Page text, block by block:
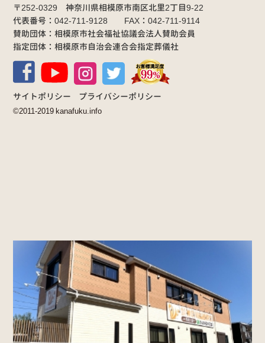
〒252-0329 神奈川県相模原市南区北里2丁目9-22
代表番号：042-711-9128 FAX：042-711-9114
賛助団体：相模原市社会福祉協議会法人賛助会員
指定団体：相模原市自治会連合会指定葬儀社
サイトポリシー プライバシーポリシー
©2011-2019 kanafuku.info